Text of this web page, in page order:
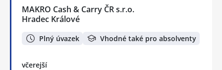
MAKRO Cash & Carry ČR s.r.o.
Hradec Králové
Plný úvazek Vhodné také pro absolventy
včerejší